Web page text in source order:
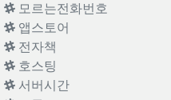
모르는전화번호
앱스토어
전자책
호스팅
서버시간